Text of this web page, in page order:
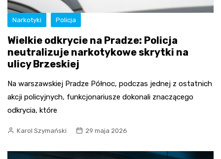
Narkotyki Policja
Wielkie odkrycie na Pradze: Policja
neutralizuje narkotykowe skrytki na
ulicy Brzeskiej
Na warszawskiej Pradze Północ, podczas jednej z ostatnich
akcji policyjnych, funkcjonariusze dokonali znaczącego
odkrycia, które
Karol Szymański 29 maja 2026